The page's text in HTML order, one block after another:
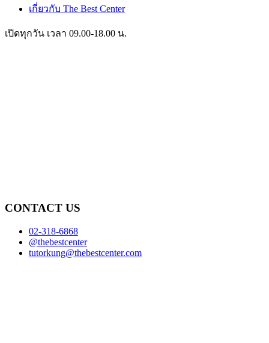
เกี่ยวกับ The Best Center
เปิดทุกวัน เวลา 09.00-18.00 น.
CONTACT US
02-318-6868
@thebestcenter
tutorkung@thebestcenter.com